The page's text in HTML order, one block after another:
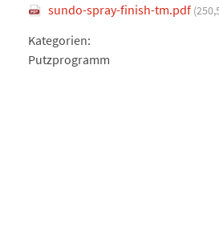
sundo-spray-finish-tm.pdf
Kategorien:
Putzprogramm